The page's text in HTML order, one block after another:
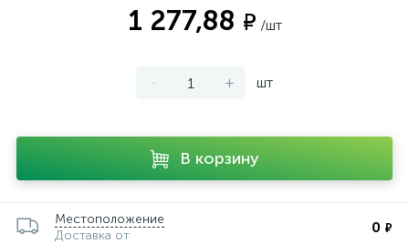
1 277,88 ₽ /шт
- + шт
В корзину
Местоположение
Доставка от
0 ₽